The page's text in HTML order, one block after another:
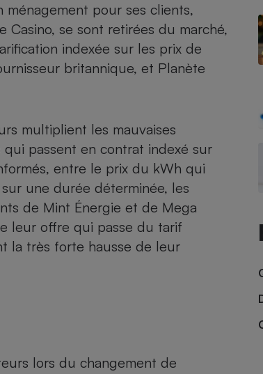
ménagement pour ses clients,
se sont retirées du marché,
indexée sur les prix de
britannique, et Planète
multiplient les mauvaises
passent en contrat indexé sur
entre le prix du kWh qui
une durée déterminée, les
de Mint Énergie et de Mega
leur offre qui passe du tarif
la très forte hausse de leur
lors du changement de
choisir une
Four encastrable
portable
Appareil photo
numérique
Poêle à granulés
Électricité - Gaz